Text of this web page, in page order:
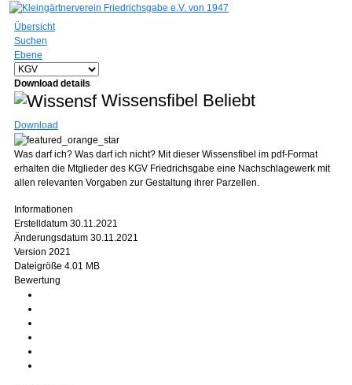
Übersicht
Suchen
Ebene
Download details
Wissensfibel Beliebt
Download
Was darf ich? Was darf ich nicht? Mit dieser Wissensfibel im pdf-Format
erhalten die Mtglieder des KGV Friedrichsgabe eine Nachschlagewerk mit
allen relevanten Vorgaben zur Gestaltung ihrer Parzellen.
Informationen
Erstelldatum 30.11.2021
Änderungsdatum 30.11.2021
Version 2021
Dateigröße 4.01 MB
Bewertung